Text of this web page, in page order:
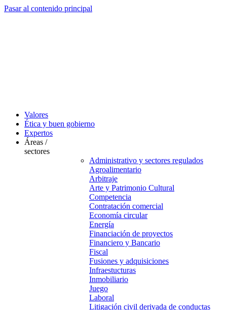
Pasar al contenido principal
Valores
Ética y buen gobierno
Expertos
Áreas /
sectores
Administrativo y sectores regulados
Agroalimentario
Arbitraje
Arte y Patrimonio Cultural
Competencia
Contratación comercial
Economía circular
Energía
Financiación de proyectos
Financiero y Bancario
Fiscal
Fusiones y adquisiciones
Infraestucturas
Inmobiliario
Juego
Laboral
Litigación civil derivada de conductas